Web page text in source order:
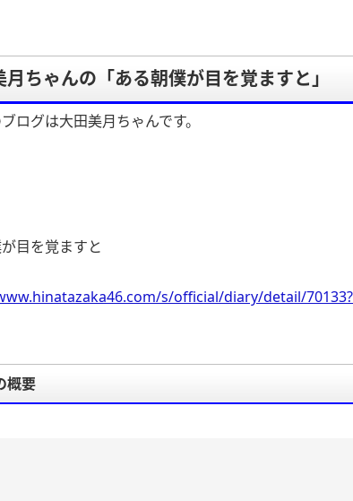
月ちゃんの「ある朝僕が目を覚ますと」
ログは大田美月ちゃんです。
目を覚ますと
s/official/diary/detail/
概要